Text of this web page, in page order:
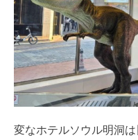
変なホテルソウル明洞は